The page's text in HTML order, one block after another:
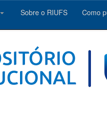
Sobre o RIUFS Como